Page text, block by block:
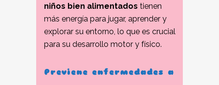
niños bien alimentados tienen
más energía para jugar, aprender y
explorar su entorno, lo que es crucial
para su desarrollo motor y físico.
Previene enfermedades a